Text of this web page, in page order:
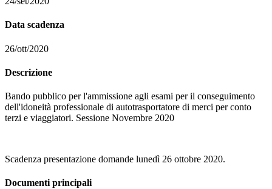
Data scadenza
26/ott/2020
Descrizione
Bando pubblico per l'ammissione agli esami per il conseguimento
dell'idoneità professionale di autotrasportatore di merci per conto
terzi e viaggiatori. Sessione Novembre 2020
Scadenza presentazione domande lunedì 26 ottobre 2020.
Documenti principali